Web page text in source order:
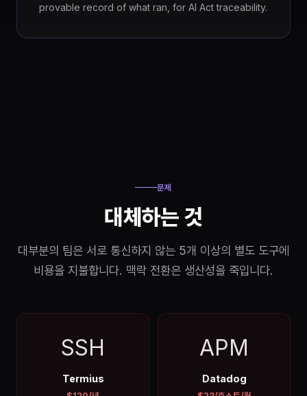
provable record of what ran, for AI Act traceability.
문제
대체하는 것
대부분의 팀은 서로 통신하지 않는 5개 이상의 별도 도구에
비용을 지불합니다. 맥락 전환은 생산성을 죽입니다.
SSH
Termius
APM
Datadog